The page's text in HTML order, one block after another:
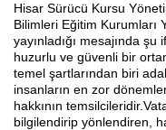
Hisar Sürücü Kursu
Bilimleri Eğitim Kurumları
yayınladığı mesajında
huzurlu ve güvenli bir
temel şartlarından biri
insanların en zor
hakkının
bilgilendirip yönlendiren,